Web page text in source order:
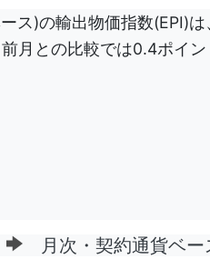
ス)の輸出物価指数(EPI)
月との比較では0.4ポイ
月次・契約通貨ベー